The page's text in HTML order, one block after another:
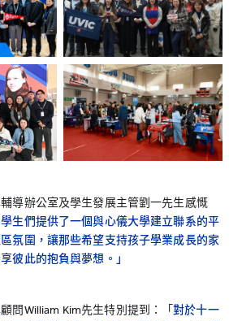
導辦公室及學生發展主管劉一先生感慨
學生們提供了一個與心儀大學建立聯系的平
氛圍，讓那些希望支持孩子學業成長的家
彼此的抱負與夢想。」
問William Kim先生特別提到：「對於十一